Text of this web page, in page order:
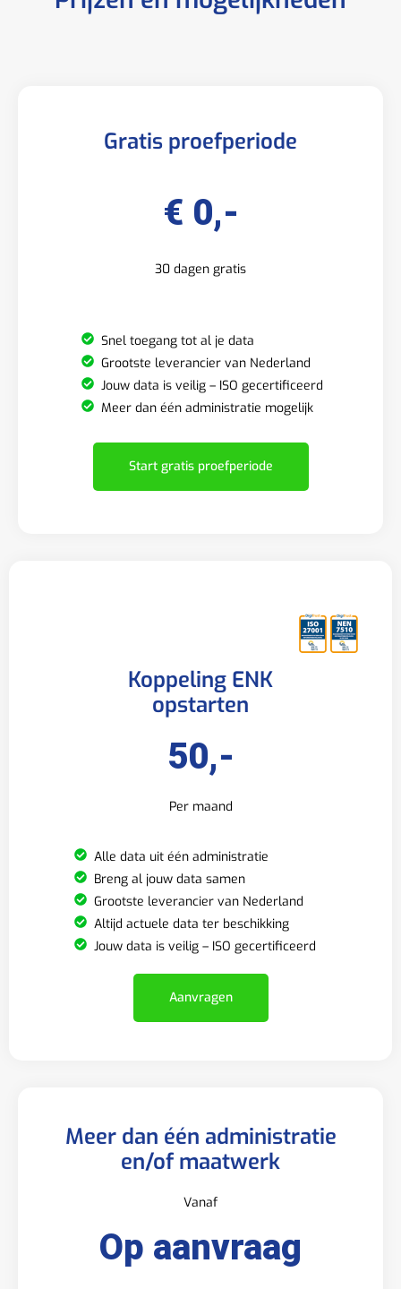
Gratis proefperiode
€ 0,-
30 dagen gratis
Snel toegang tot al je data
Grootste leverancier van Nederland
Jouw data is veilig – ISO gecertificeerd
Meer dan één administratie mogelijk
Start gratis proefperiode
Koppeling ENK
opstarten
50,-
Per maand
Alle data uit één administratie
Breng al jouw data samen
Grootste leverancier van Nederland
Altijd actuele data ter beschikking
Jouw data is veilig – ISO gecertificeerd
Aanvragen
Meer dan één administratie
en/of maatwerk
Vanaf
Op aanvraag